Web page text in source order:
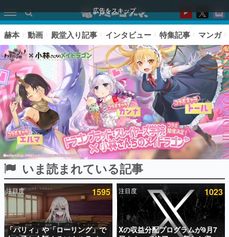
広告をスキップ
ピックアップ
電ファミのいま読まれている記事ランキング
アプリセール情報
赫本 動画 殿堂入り記事 インタビュー 特集記事 マンガ
いま読まれている記事
注目度 1595
「パリィ」や「ローリング」で
注目度 1023
Xの収益分配プログラムが9月7